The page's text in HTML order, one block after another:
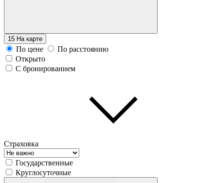
15 На карте
По цене
По расстоянию
Открыто
С бронированием
Страховка
Государственные
Круглосуточные